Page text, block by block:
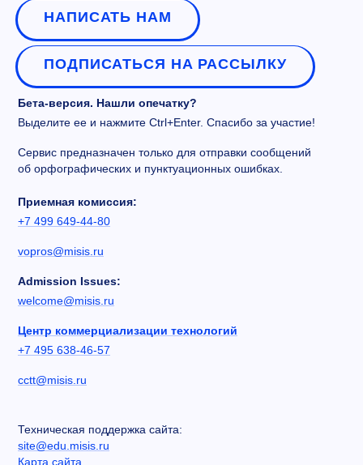
НАПИСАТЬ НАМ
ПОДПИСАТЬСЯ НА РАССЫЛКУ
Бета-версия. Нашли опечатку?
Выделите ее и нажмите Ctrl+Enter. Спасибо за участие!
Сервис предназначен только для отправки сообщений
об орфографических и пунктуационных ошибках.
Приемная комиссия:
+7 499 649-44-80
vopros@misis.ru
Admission Issues:
welcome@misis.ru
Центр коммерциализации технологий
+7 495 638-46-57
cctt@misis.ru
Техническая поддержка сайта:
site@edu.misis.ru
Карта сайта